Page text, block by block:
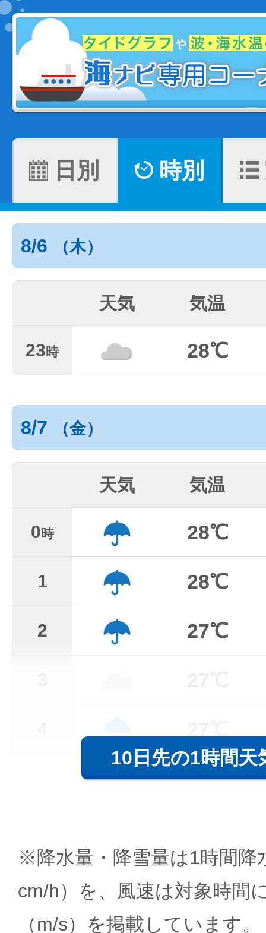
日別 時別
8/6 （木）
天気 気温
23時 28℃
8/7 （金）
天気 気温
0時 28℃
1 28℃
2 27℃
10日先の1時間天
※降水量・降雪量は1時間降
cm/h）を、風速は対象時間
（m/s）を掲載しています。